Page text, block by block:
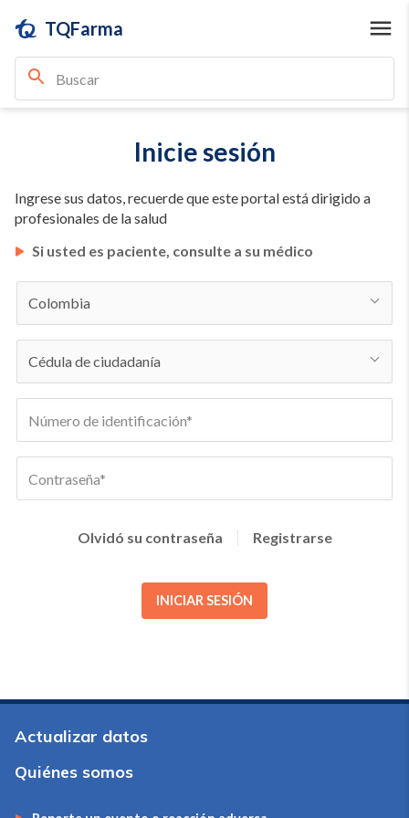
TQFarma
Inicie sesión
Ingrese sus datos, recuerde que este portal está dirigido a
profesionales de la salud
Si usted es paciente, consulte a su médico
Olvidó su contraseña Registrarse
INICIAR SESIÓN
Actualizar datos
Quiénes somos